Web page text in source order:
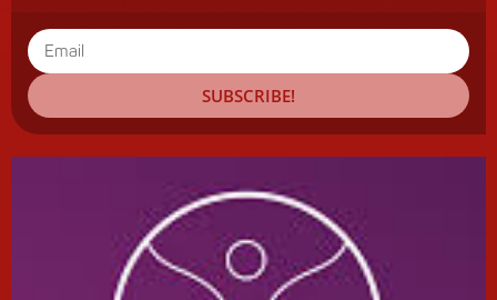
SUBSCRIBE!